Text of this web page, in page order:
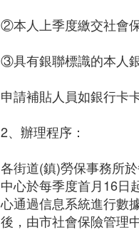
②本人上季度繳交社會
③具有銀聯標識的本人銀
申請補貼人員如銀行卡
2、辦理程序：
各街道(鎮)勞保事務所
中心於每季度首月16日
心通過信息系統進行數
後，由市社會保險管理